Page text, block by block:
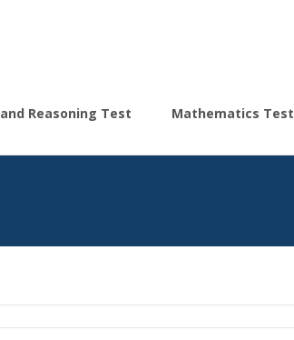
Reasoning Test Mathematics Test